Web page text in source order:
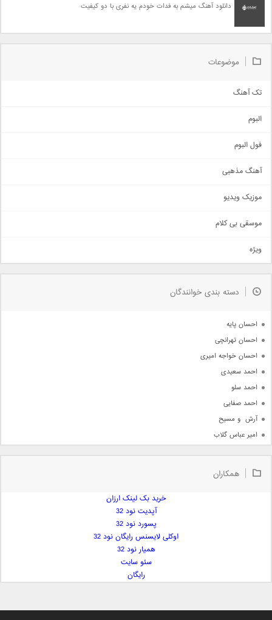
دانلود آهنگ میشم به فدات خودم یه نفری با دو کیفیت
موضوعات
تک آهنگ
اجتماعی
حماسی
سنتی
اهنگ بندرعباسی
دمو
مذهبی
جدیدترین ها
البوم
فول البوم
آهنگ مذهبی
موزیک ویدیو
موسقی بی کلام
ویژه
دسته بندی خوانندگان
احسان پایه
احسان تهرانچی
احسان خواجه امیری
احمد سعیدی
احمد سلو
احمد صفایی
آرش  و مسیح
امیر عباس گلاب
امیر علی
ایمان فلاح
همکاران
خرید بک لینک ارزان
آپدیت نود 32
پسورد نود 32
اوکلی لایسنس رایگان نود 32
همیار نود 32
سئو سایت
رایگان